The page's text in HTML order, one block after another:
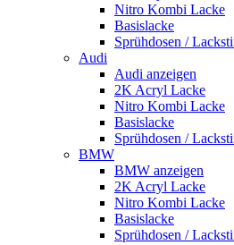
Nitro Kombi Lacke
Basislacke
Sprühdosen /
Audi
Audi anzeigen
2K Acryl Lacke
Nitro Kombi Lacke
Basislacke
Sprühdosen /
BMW
BMW anzeigen
2K Acryl Lacke
Nitro Kombi Lacke
Basislacke
Sprühdosen /